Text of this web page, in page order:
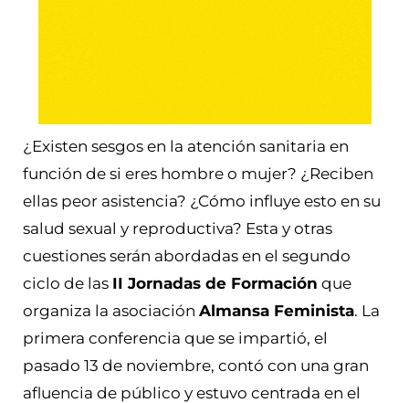
¿Existen sesgos en la atención sanitaria en
función de si eres hombre o mujer? ¿Reciben
ellas peor asistencia? ¿Cómo influye esto en su
salud sexual y reproductiva? Esta y otras
cuestiones serán abordadas en el segundo
ciclo de las II Jornadas de Formación que
organiza la asociación Almansa Feminista. La
primera conferencia que se impartió, el
pasado 13 de noviembre, contó con una gran
afluencia de público y estuvo centrada en el